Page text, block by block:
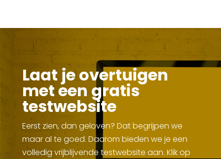
Laat je overtuigen
met een gratis
testwebsite
Eerst zien, dan geloven? Dat begrijpen we
maar al te goed. Daarom bieden we je een
volledig vrijblijvende testwebsite aan. Klik op